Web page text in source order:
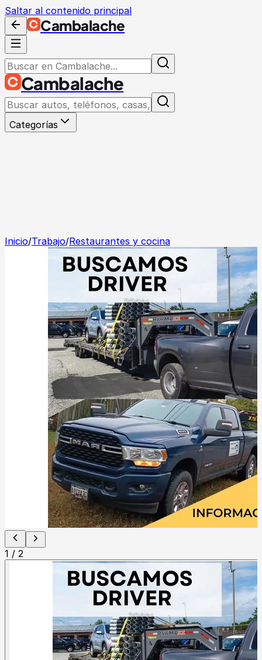
Saltar al contenido principal
Cambalache
Cambalache
Categorías
Inicio/Trabajo/Restaurantes y cocina
1 / 2